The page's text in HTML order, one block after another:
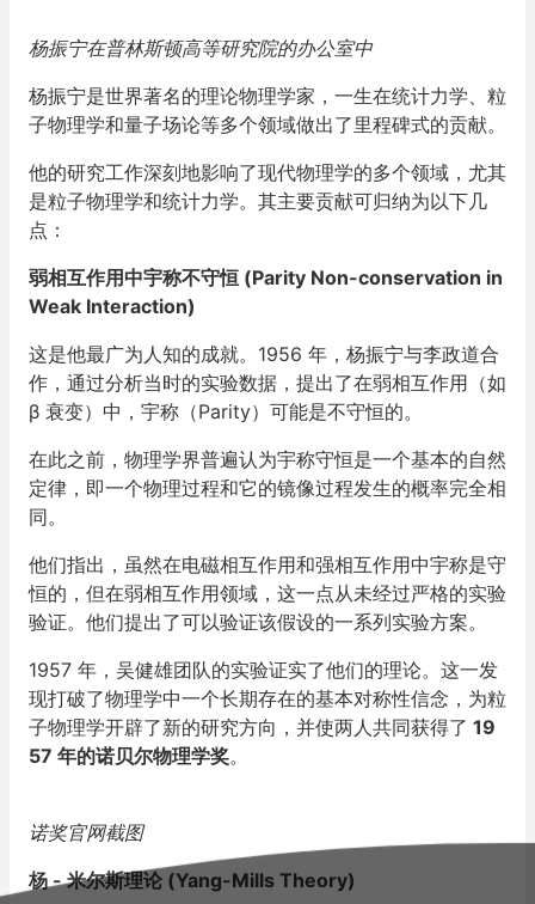
杨振宁在普林斯顿高等研究院的办公室中
杨振宁是世界著名的理论物理学家，一生在统计力学、粒
子物理学和量子场论等多个领域做出了里程碑式的贡献。
他的研究工作深刻地影响了现代物理学的多个领域，尤其
是粒子物理学和统计力学。其主要贡献可归纳为以下几
点：
弱相互作用中宇称不守恒 (Parity Non-conservation in
Weak Interaction)
这是他最广为人知的成就。1956 年，杨振宁与李政道合
作，通过分析当时的实验数据，提出了在弱相互作用（如
β 衰变）中，宇称（Parity）可能是不守恒的。
在此之前，物理学界普遍认为宇称守恒是一个基本的自然
定律，即一个物理过程和它的镜像过程发生的概率完全相
同。
他们指出，虽然在电磁相互作用和强相互作用中宇称是守
恒的，但在弱相互作用领域，这一点从未经过严格的实验
验证。他们提出了可以验证该假设的一系列实验方案。
1957 年，吴健雄团队的实验证实了他们的理论。这一发
现打破了物理学中一个长期存在的基本对称性信念，为粒
子物理学开辟了新的研究方向，并使两人共同获得了 19
57 年的诺贝尔物理学奖。
诺奖官网截图
杨 - 米尔斯理论 (Yang-Mills Theory)